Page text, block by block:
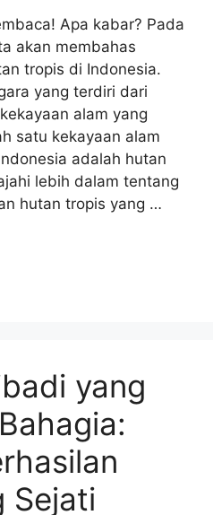
Apa kabar? Pada
akan membahas
tropis di Indonesia.
yang terdiri dari
alam yang
satu kekayaan alam
adalah hutan
lebih dalam tentang
hutan tropis yang …
yang
Sejati